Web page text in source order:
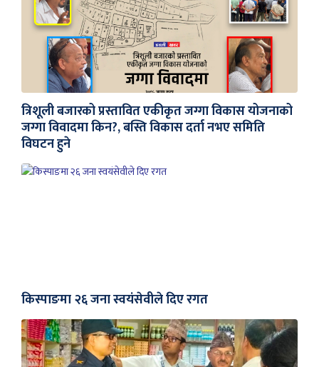
त्रिशूली बजारको प्रस्तावित एकीकृत जग्गा विकास योजनाको
जग्गा विवादमा किन?, बस्ति विकास दर्ता नभए समिति
विघटन हुने
किस्पाङमा २६ जना स्वयंसेवीले दिए रगत